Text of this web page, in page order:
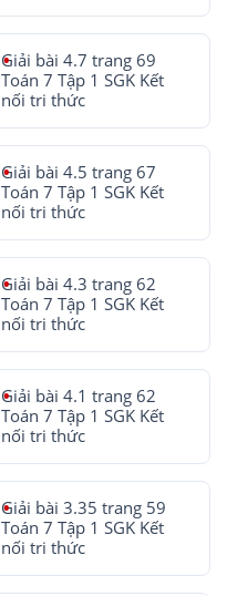
Giải bài 4.7 trang 69
Toán 7 Tập 1 SGK Kết
nối tri thức
Giải bài 4.5 trang 67
Toán 7 Tập 1 SGK Kết
nối tri thức
Giải bài 4.3 trang 62
Toán 7 Tập 1 SGK Kết
nối tri thức
Giải bài 4.1 trang 62
Toán 7 Tập 1 SGK Kết
nối tri thức
Giải bài 3.35 trang 59
Toán 7 Tập 1 SGK Kết
nối tri thức